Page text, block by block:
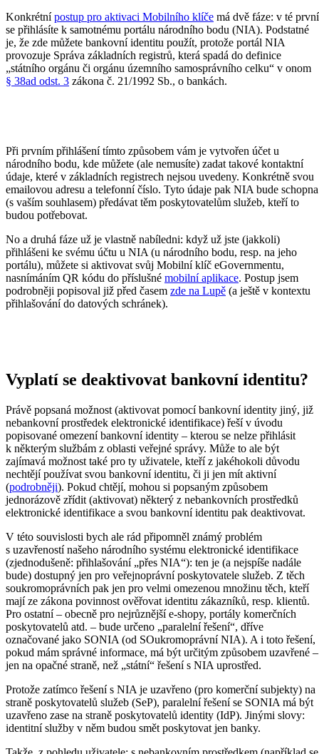
Konkrétnípostup pro aktivaci Mobilního klíče má dvě fáze: v té první
se přihlásíte k samotnému portálu národního bodu (NIA). Podstatné
je, že zde můžete bankovní identitu použít, protože portál NIA
provozuje Správa základních registrů, která spadá do definice
„státního orgánu či orgánu územního samosprávního celku“ v onom
§ 38ad odst. 3 zákona č. 21/1992 Sb., o bankách.
Při prvním přihlášení tímto způsobem vám je vytvořen účet u
národního bodu, kde můžete (ale nemusíte) zadat takové kontaktní
údaje, které v základních registrech nejsou uvedeny. Konkrétně svou
emailovou adresu a telefonní číslo. Tyto údaje pak NIA bude schopna
(s vaším souhlasem) předávat těm poskytovatelům služeb, kteří to
budou potřebovat.
No a druhá fáze už je vlastně nabíledni: když už jste (jakkoli)
přihlášeni ke svému účtu u NIA (u národního bodu, resp. na jeho
portálu), můžete si aktivovat svůj Mobilní klíč eGovernmentu,
nasnímáním QR kódu do příslušné mobilní aplikace. Postup jsem
podrobněji popisoval již před časem zde na Lupě (a ještě v kontextu
přihlašování do datových schránek).
Vyplatí se deaktivovat bankovní identitu?
Právě popsaná možnost (aktivovat pomocí bankovní identity jiný, již
nebankovní prostředek elektronické identifikace) řeší v úvodu
popisované omezení bankovní identity – kterou se nelze přihlásit
k některým službám z oblasti veřejné správy. Může to ale být
zajímavá možnost také pro ty uživatele, kteří z jakéhokoli důvodu
nechtějí používat svou bankovní identitu, či ji jen mít aktivní
(podrobněji). Pokud chtějí, mohou si popsaným způsobem
jednorázově zřídit (aktivovat) některý z nebankovních prostředků
elektronické identifikace a svou bankovní identitu pak deaktivovat.
V této souvislosti bych ale rád připomněl známý problém
s uzavřeností našeho národního systému elektronické identifikace
(zjednodušeně: přihlašování „přes NIA“): ten je (a nejspíše nadále
bude) dostupný jen pro veřejnoprávní poskytovatele služeb. Z těch
soukromoprávních pak jen pro velmi omezenou množinu těch, kteří
mají ze zákona povinnost ověřovat identitu zákazníků, resp. klientů.
Pro ostatní – obecně pro nejrůznější e-shopy, portály komerčních
poskytovatelů atd. – bude určeno „paralelní řešení“, dříve
označované jako SONIA (od SOukromoprávní NIA). A i toto řešení,
pokud mám správné informace, má být určitým způsobem uzavřené –
jen na opačné straně, než „státní“ řešení s NIA uprostřed.
Protože zatímco řešení s NIA je uzavřeno (pro komerční subjekty) na
straně poskytovatelů služeb (SeP), paralelní řešení se SONIA má být
uzavřeno zase na straně poskytovatelů identity (IdP). Jinými slovy:
identitní služby v něm budou smět poskytovat jen banky.